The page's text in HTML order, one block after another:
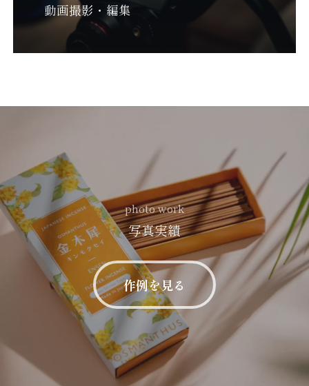
動画撮影・編集
photo work
写真実績
作例を見る